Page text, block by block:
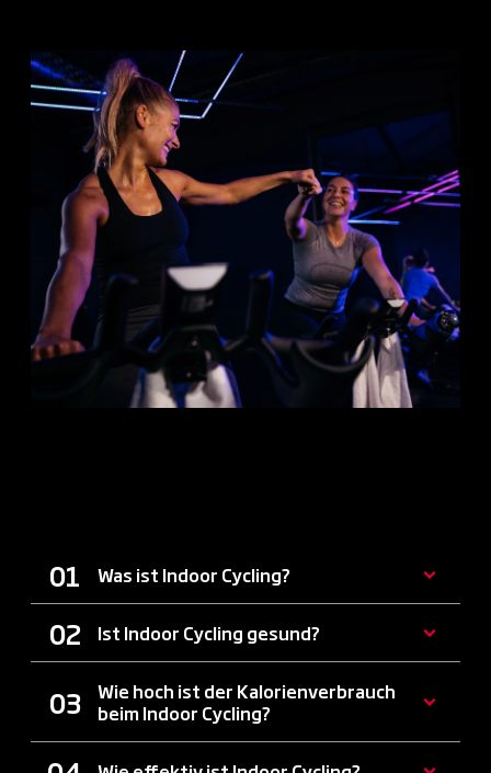
Was ist Indoor Cycling?
Ist Indoor Cycling gesund?
Wie hoch ist der Kalorienverbrauch
beim Indoor Cycling?